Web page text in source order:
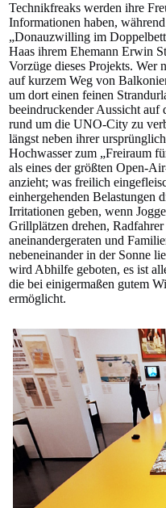
Technikfreaks werden ihre
Informationen haben,
„Donauzwilling im
Haas ihrem Ehemann Erwin
Vorzüge dieses Projekts. Wer
auf kurzem Weg von
um dort einen feinen
beeindruckender Aussicht auf
rund um die UNO-City zu
längst neben ihrer
Hochwasser zum „Freiraum
als eines der größten Open-
anzieht; was freilich
einhergehenden Belastungen
Irritationen geben, wenn
Grillplätzen drehen,
aneinandergeraten und
nebeneinander in der Sonne
wird Abhilfe geboten, es ist
die bei einigermaßen gutem
ermöglicht.